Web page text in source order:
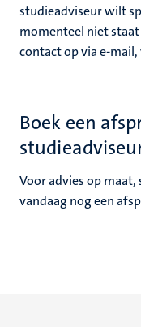
studieadviseur wilt
momenteel niet
contact op via e-
Boek een
Voor advies op
vandaag nog een